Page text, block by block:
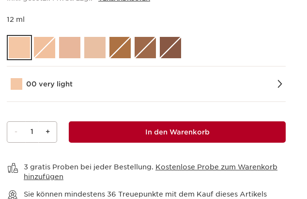
12 ml
00 very light
- 1 + In den Warenkorb
3 gratis Proben bei jeder Bestellung. Kostenlose Probe zum Warenkorb
hinzufügen
Sie können mindestens 36 Treuepunkte mit dem Kauf dieses Artikels